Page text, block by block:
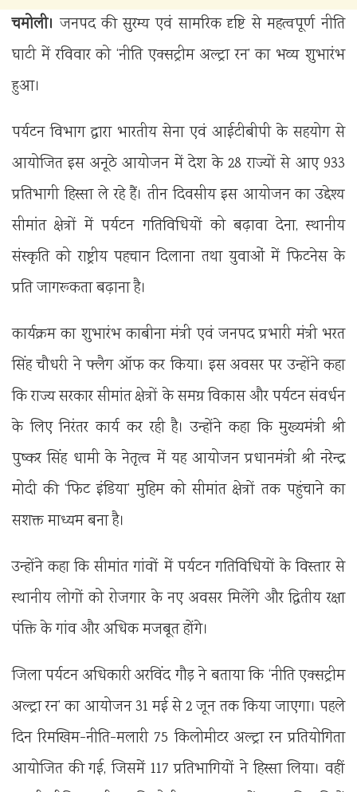
चमोली। जनपद की सुरम्य एवं सामरिक दृष्टि से महत्वपूर्ण नीति
घाटी में रविवार को ‘नीति एक्सट्रीम अल्ट्रा रन’ का भव्य शुभारंभ
हुआ।
पर्यटन विभाग द्वारा भारतीय सेना एवं आईटीबीपी के सहयोग से
आयोजित इस अनूठे आयोजन में देश के 28 राज्यों से आए 933
प्रतिभागी हिस्सा ले रहे हैं। तीन दिवसीय इस आयोजन का उद्देश्य
सीमांत क्षेत्रों में पर्यटन गतिविधियों को बढ़ावा देना, स्थानीय
संस्कृति को राष्ट्रीय पहचान दिलाना तथा युवाओं में फिटनेस के
प्रति जागरूकता बढ़ाना है।
कार्यक्रम का शुभारंभ काबीना मंत्री एवं जनपद प्रभारी मंत्री भरत
सिंह चौधरी ने फ्लैग ऑफ कर किया। इस अवसर पर उन्होंने कहा
कि राज्य सरकार सीमांत क्षेत्रों के समग्र विकास और पर्यटन संवर्धन
के लिए निरंतर कार्य कर रही है। उन्होंने कहा कि मुख्यमंत्री श्री
पुष्कर सिंह धामी के नेतृत्व में यह आयोजन प्रधानमंत्री श्री नरेन्द्र
मोदी की ‘फिट इंडिया’ मुहिम को सीमांत क्षेत्रों तक पहुंचाने का
सशक्त माध्यम बना है।
उन्होंने कहा कि सीमांत गांवों में पर्यटन गतिविधियों के विस्तार से
स्थानीय लोगों को रोजगार के नए अवसर मिलेंगे और द्वितीय रक्षा
पंक्ति के गांव और अधिक मजबूत होंगे।
जिला पर्यटन अधिकारी अरविंद गौड़ ने बताया कि ‘नीति एक्सट्रीम
अल्ट्रा रन’ का आयोजन 31 मई से 2 जून तक किया जाएगा। पहले
दिन रिमखिम-नीति-मलारी 75 किलोमीटर अल्ट्रा रन प्रतियोगिता
आयोजित की गई, जिसमें 117 प्रतिभागियों ने हिस्सा लिया। वहीं